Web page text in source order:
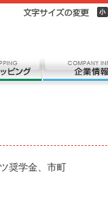
奨学金、市町